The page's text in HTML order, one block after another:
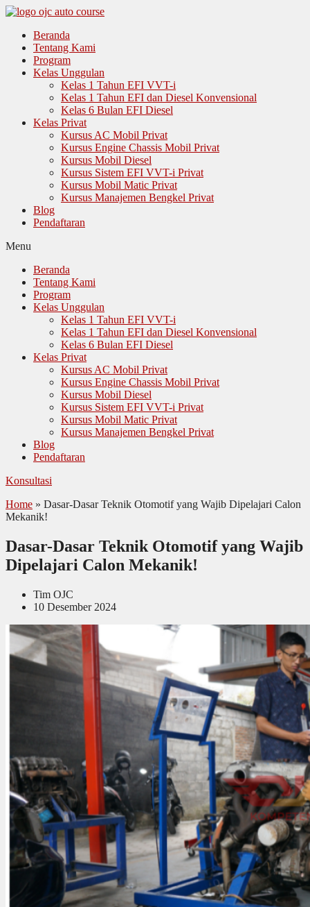
Langsung
Beranda
Tentang Kami
Program
Kelas Unggulan
Kelas 1 Tahun EFI VVT-i
Kelas 1 Tahun EFI dan Diesel Konvensional
Kelas 6 Bulan EFI Diesel
Kelas Privat
Kursus AC Mobil Privat
Kursus Engine Chassis Mobil Privat
Kursus Mobil Diesel
Kursus Sistem EFI VVT-i Privat
Kursus Mobil Matic Privat
Kursus Manajemen Bengkel Privat
Blog
Pendaftaran
Menu
Beranda
Tentang Kami
Program
Kelas Unggulan
Kelas 1 Tahun EFI VVT-i
Kelas 1 Tahun EFI dan Diesel Konvensional
Kelas 6 Bulan EFI Diesel
Kelas Privat
Kursus AC Mobil Privat
Kursus Engine Chassis Mobil Privat
Kursus Mobil Diesel
Kursus Sistem EFI VVT-i Privat
Kursus Mobil Matic Privat
Kursus Manajemen Bengkel Privat
Blog
Pendaftaran
Konsultasi
Home » Dasar-Dasar Teknik Otomotif yang Wajib Dipelajari Calon
Mekanik!
Dasar-Dasar Teknik Otomotif yang Wajib
Dipelajari Calon Mekanik!
Tim OJC
10 Desember 2024